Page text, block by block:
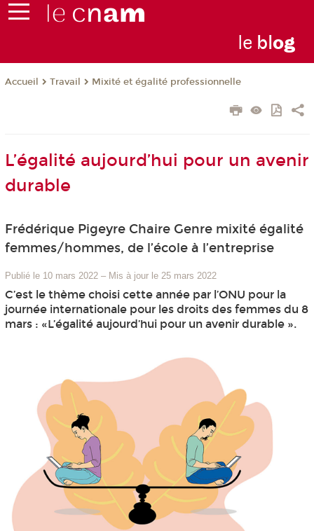
le blog
Accueil Travail Mixité et égalité professionnelle
L’égalité aujourd’hui pour un avenir
durable
Frédérique Pigeyre Chaire Genre mixité égalité
femmes/hommes, de l’école à l’entreprise
Publié le 10 mars 2022 – Mis à jour le 25 mars 2022
C’est le thème choisi cette année par l’ONU pour la
journée internationale pour les droits des femmes du 8
mars : «L’égalité aujourd’hui pour un avenir durable ».